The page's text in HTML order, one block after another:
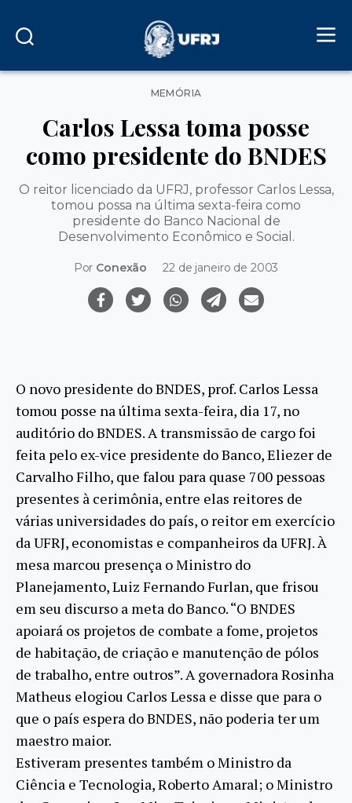
Categorias
MEMÓRIA
Carlos Lessa toma posse
como presidente do BNDES
O reitor licenciado da UFRJ, professor Carlos Lessa,
tomou possa na última sexta-feira como
presidente do Banco Nacional de
Desenvolvimento Econômico e Social.
Por Conexão 22 de janeiro de 2003
O novo presidente do BNDES, prof. Carlos Lessa
tomou posse na última sexta-feira, dia 17, no
auditório do BNDES. A transmissão de cargo foi
feita pelo ex-vice presidente do Banco, Eliezer de
Carvalho Filho, que falou para quase 700 pessoas
presentes à cerimônia, entre elas reitores de
várias universidades do país, o reitor em exercício
da UFRJ, economistas e companheiros da UFRJ. À
mesa marcou presença o Ministro do
Planejamento, Luiz Fernando Furlan, que frisou
em seu discurso a meta do Banco. “O BNDES
apoiará os projetos de combate a fome, projetos
de habitação, de criação e manutenção de pólos
de trabalho, entre outros”. A governadora Rosinha
Matheus elogiou Carlos Lessa e disse que para o
que o país espera do BNDES, não poderia ter um
maestro maior.
Estiveram presentes também o Ministro da
Ciência e Tecnologia, Roberto Amaral; o Ministro